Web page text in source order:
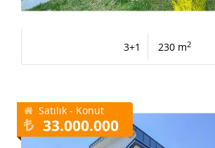
3+1 230 m2
Satılık - Konut
33.000.000